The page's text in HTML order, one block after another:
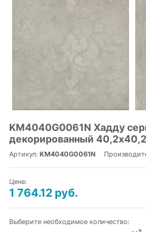
KM4040G0061N Хадду
декорированный
Артикул: KM4040G0061N
Цена:
1 764.12 руб.
Выберите необходимое количество: